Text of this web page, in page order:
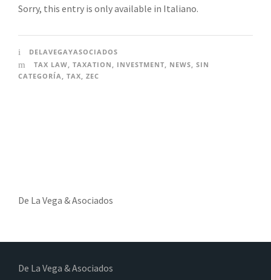
Sorry, this entry is only available in Italiano.
DELAVEGAYASOCIADOS
TAX LAW TAXATION INVESTMENT NEWS SIN
CATEGORÍA
TAX ZEC
De La Vega & Asociados
De La Vega & Asociados